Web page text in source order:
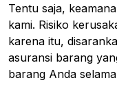
Tentu saja,
kami. Risiko
karena itu,
asuransi barang
barang Anda